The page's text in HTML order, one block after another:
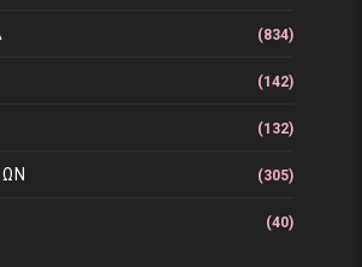
(834)
(142)
(132)
(305)
(40)